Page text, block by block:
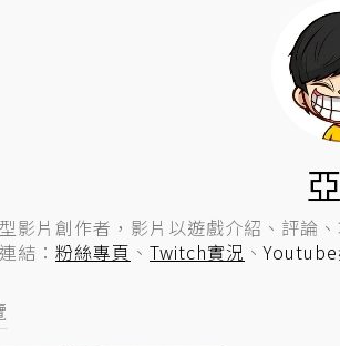
影片創作者，影片以遊戲介紹、評論
結： 粉絲專頁 、 Twitch實況 、